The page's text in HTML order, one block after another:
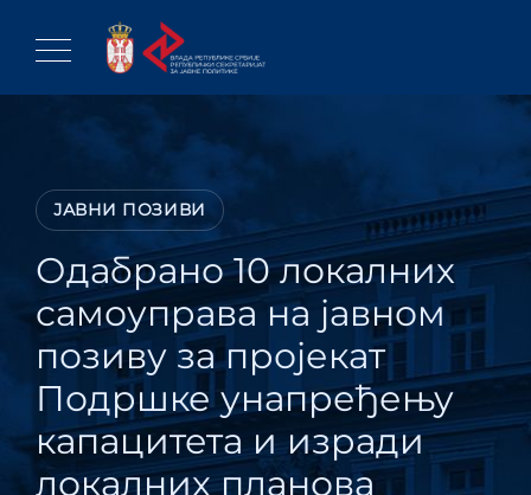
content
ЈАВНИ ПОЗИВИ
Одабрано 10 локалних
самоуправа на јавном
позиву за пројекат
Подршке унапређењу
капацитета и изради
локалних планова